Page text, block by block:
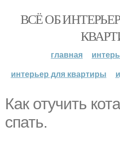
ВСЁ ОБ
главная
интерьер для квартиры
Как отучить
спать.